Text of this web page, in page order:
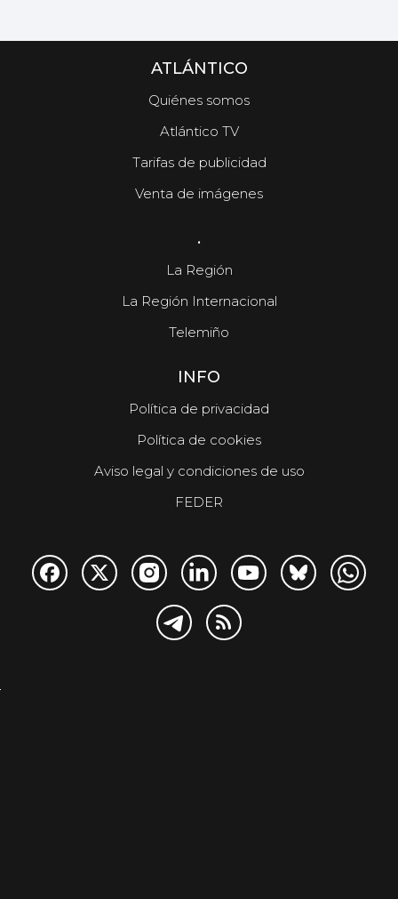
ATLÁNTICO
Quiénes somos
Atlántico TV
Tarifas de publicidad
Venta de imágenes
.
La Región
La Región Internacional
Telemiño
INFO
Política de privacidad
Política de cookies
Aviso legal y condiciones de uso
FEDER